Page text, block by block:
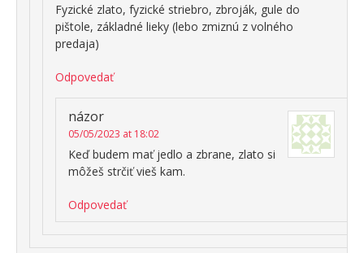
Fyzické zlato, fyzické striebro, zbroják, gule do
pištole, základné lieky (lebo zmiznú z volného
predaja)
Odpovedať
názor
05/05/2023 at 18:02
Keď budem mať jedlo a zbrane, zlato si
môžeš strčiť vieš kam.
Odpovedať